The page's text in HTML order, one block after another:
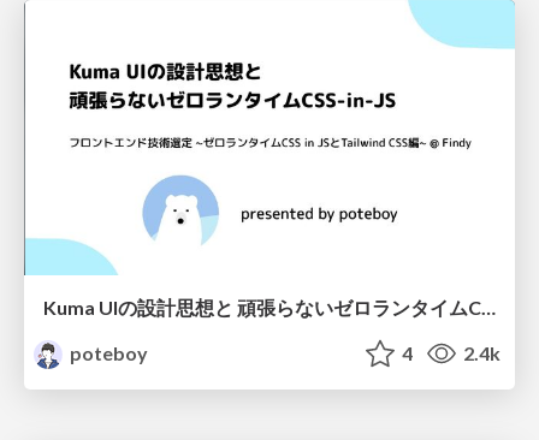
Kuma UIの設計思想と 頑張らないゼロランタイムCSS-in-JS
poteboy
4 2.4k